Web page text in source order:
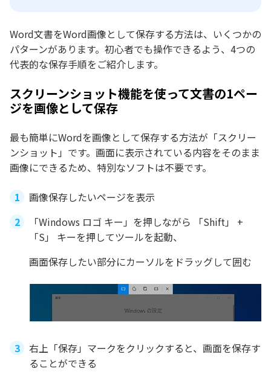
Word文書をWord画像として保存する方法は、いくつかの
パターンがあります。初心者でも操作できるよう、4つの
代表的な保存手順をご紹介します。
スクリーンショット機能を使って文書の1ペー
ジを画像として保存
最も簡単にWordを画像として保存する方法が「スクリー
ンショット」です。画面に表示されている内容をそのまま
画像にできるため、特別なソフトは不要です。
画像保存したいページを表示
「Windows ロゴ キー」を押しながら 「Shift」 +
「S」 キーを押してツールを起動、
画面保存したい部分にカーソルをドラッグして囲む
右上「保存」マークをクリックすると、画面を保存す
ることができる